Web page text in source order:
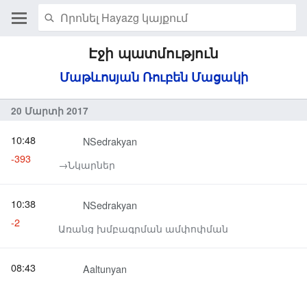
Էջի պատմություն
Մաթևոսյան Ռուբեն Մացակի
20 Մարտի 2017
NSedrakyan
→‎Նկարներ
10:48
-393
NSedrakyan
Առանց խմբագրման ամփոփման
10:38
-2
Aaltunyan
08:43